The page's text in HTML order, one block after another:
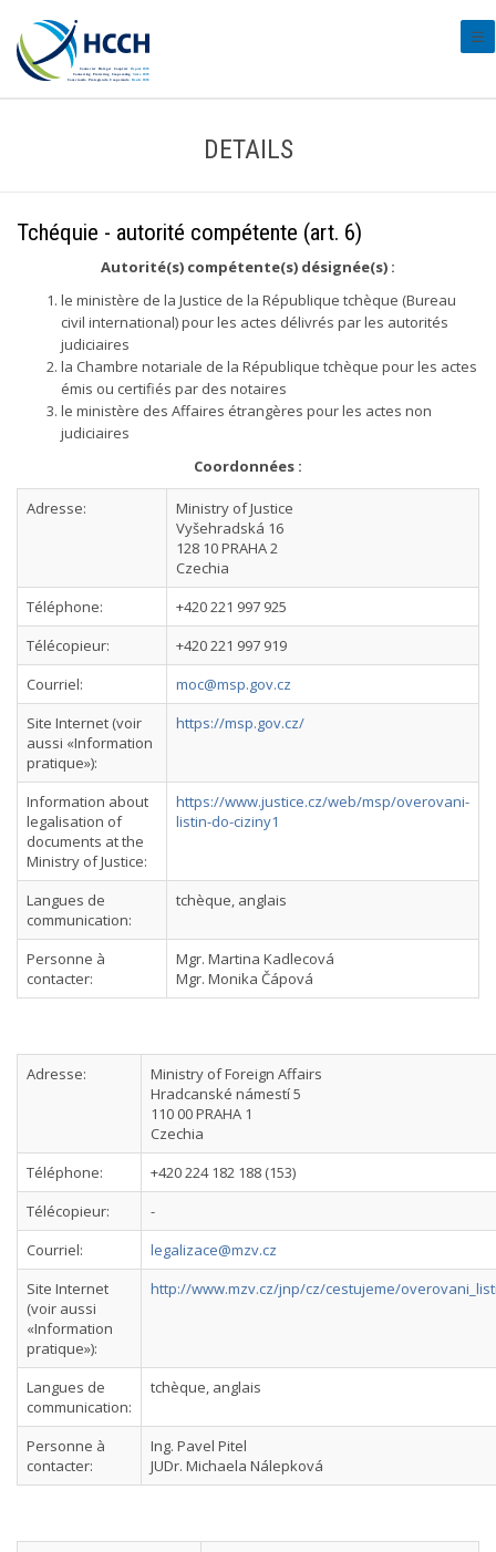
DETAILS
Tchéquie - autorité compétente (art. 6)
Autorité(s) compétente(s) désignée(s) :
le ministère de la Justice de la République tchèque (Bureau
civil international) pour les actes délivrés par les autorités
judiciaires
la Chambre notariale de la République tchèque pour les actes
émis ou certifiés par des notaires
le ministère des Affaires étrangères pour les actes non
judiciaires
Coordonnées :
Adresse:
Ministry of Justice
Vyšehradská 16
128 10 PRAHA 2
Czechia
Téléphone:
+420 221 997 925
Télécopieur:
+420 221 997 919
Courriel:
moc@msp.gov.cz
Site Internet (voir
aussi «Information
pratique»):
https://msp.gov.cz/
Information about
legalisation of
documents at the
Ministry of Justice:
https://www.justice.cz/web/msp/overovani-
listin-do-ciziny1
Langues de
communication:
tchèque, anglais
Personne à
contacter:
Mgr. Martina Kadlecová
Mgr. Monika Čápová
Adresse:
Ministry of Foreign Affairs
Hradcanské námestí 5
110 00 PRAHA 1
Czechia
Téléphone:
+420 224 182 188 (153)
Télécopieur:
-
Courriel:
legalizace@mzv.cz
Site Internet
(voir aussi
«Information
pratique»):
http://www.mzv.cz/jnp/cz/cestujeme/
Langues de
communication:
tchèque, anglais
Personne à
contacter:
Ing. Pavel Pitel
JUDr. Michaela Nálepková